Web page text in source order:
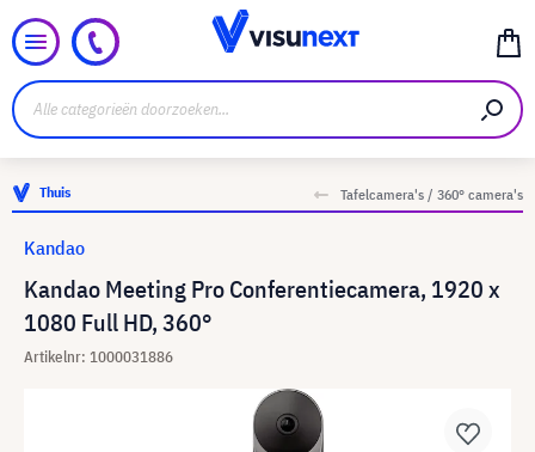
Thuis Tafelcamera's / 360° camera's
Kandao Meeting Pro Conferentiecamera, 1920 x
1080 Full HD, 360°
Artikelnr: 1000031886
Kandao